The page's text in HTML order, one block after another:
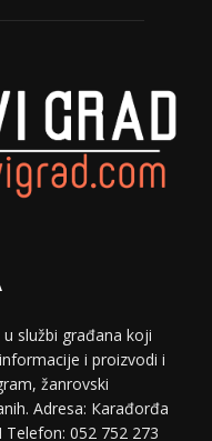
službi građana koji
i proizvodi i
žanrovski
Adresa: Кarađorđa
Telefon: 052 752 273